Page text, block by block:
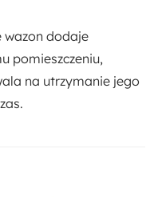
wazon dodaje
pomieszczeniu,
na utrzymanie jego